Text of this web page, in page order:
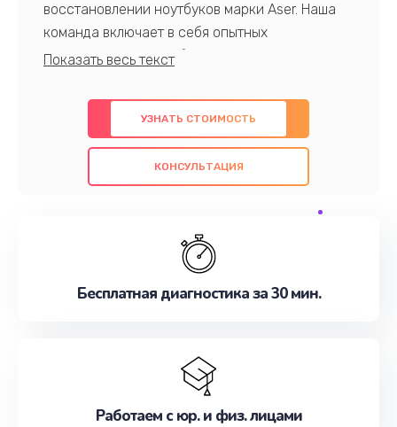
восстановлении ноутбуков марки Aser. Наша
команда включает в себя опытных
профессионалов с обширными знаниями и
предлагаем быстрый и качественный ремонт с
использованием оригинальных компонентов, а
также гарантируем качество всех
проведенных работ. Наша цель - предоставить
обслуживание, удовлетворяя их потребности
наилучшим образом. Не медлите записаться на
УЗНАТЬ СТОИМОСТЬ
КОНСУЛЬТАЦИЯ
Бесплатная диагностика за 30 мин.
Работаем с юр. и физ. лицами